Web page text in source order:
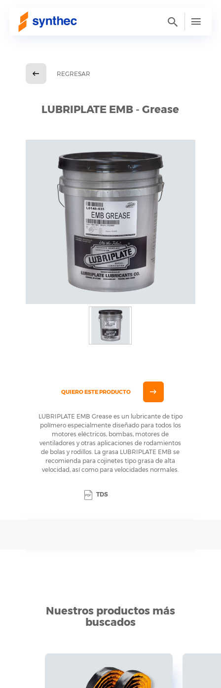
REGRESAR
LUBRIPLATE EMB - Grease
QUIERO ESTE PRODUCTO
LUBRIPLATE EMB Grease es un lubricante de tipo
polímero especialmente diseñado para todos los
motores eléctricos, bombas, motores de
ventiladores y otras aplicaciones de rodamientos
de bolas y rodillos. La grasa LUBRIPLATE EMB se
recomienda para cojinetes tipo grasa de alta
velocidad, así como para velocidades normales.
TDS
Nuestros productos más
buscados